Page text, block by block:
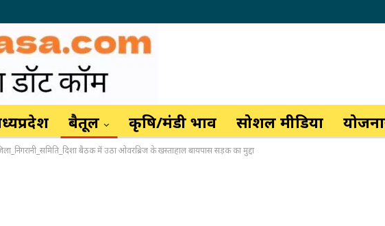
बैतूल कृषि/मंडी भाव सोशल मीडिया
बैठक में उठा ओवरब्रिज के खस्ताहाल बायपास सड़क का मुद्दा